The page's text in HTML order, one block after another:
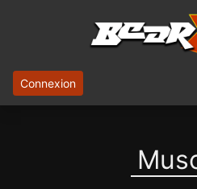
Connexion